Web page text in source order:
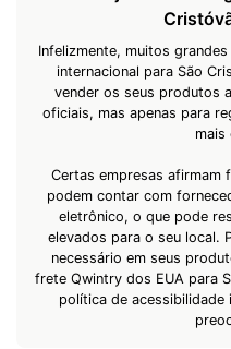
Infelizmente, muitos
internacional para São
vender os seus produtos
oficiais, mas apenas para
mais
Certas empresas afirmam
podem contar com
eletrônico, o que pode
elevados para o seu local.
necessário em seus
frete Qwintry dos EUA para
política de acessibilidade